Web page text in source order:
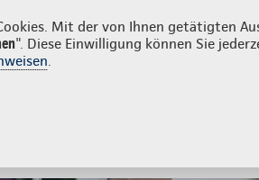
Mit der von Ihnen getätigten
". Diese Einwilligung können Sie
.